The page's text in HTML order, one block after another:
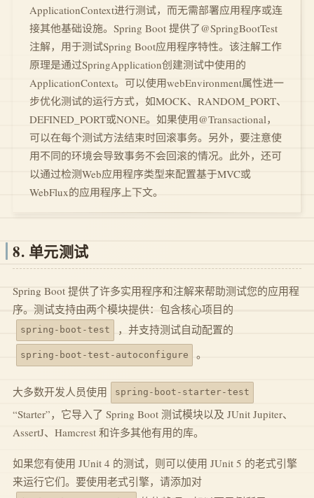
ApplicationContext进行测试，而无需部署应用程序或连
接其他基础设施。Spring Boot 提供了@SpringBootTest
注解，用于测试Spring Boot应用程序特性。该注解工作
原理是通过SpringApplication创建测试中使用的
ApplicationContext。可以使用webEnvironment属性进一
步优化测试的运行方式，如MOCK、RANDOM_PORT、
DEFINED_PORT或NONE。如果使用@Transactional，
可以在每个测试方法结束时回滚事务。另外，要注意使
用不同的环境会导致事务不会回滚的情况。此外，还可
以通过检测Web应用程序类型来配置基于MVC或
WebFlux的应用程序上下文。
8. 单元测试
Spring Boot 提供了许多实用程序和注解来帮助测试您的应用程
序。测试支持由两个模块提供：包含核心项目的
spring-boot-test ，并支持测试自动配置的
spring-boot-test-autoconfigure 。
大多数开发人员使用 spring-boot-starter-test
“Starter”，它导入了 Spring Boot 测试模块以及 JUnit Jupiter、
AssertJ、Hamcrest 和许多其他有用的库。
如果您有使用 JUnit 4 的测试，则可以使用 JUnit 5 的老式引擎
来运行它们。要使用老式引擎，请添加对